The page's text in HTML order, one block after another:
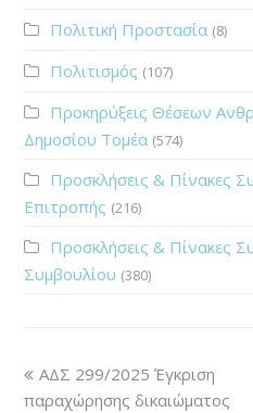
Πολιτική Προστασία (8)
Πολιτισμός (107)
Προκηρύξεις Θέσεων
Δημοσίου Τομέα (574)
Προσκλήσεις & Πίνακες
Επιτροπής (216)
Προσκλήσεις & Πίνακες
Συμβουλίου (380)
ΑΔΣ 299/2025 Έγκριση
παραχώρησης δικαιώματος